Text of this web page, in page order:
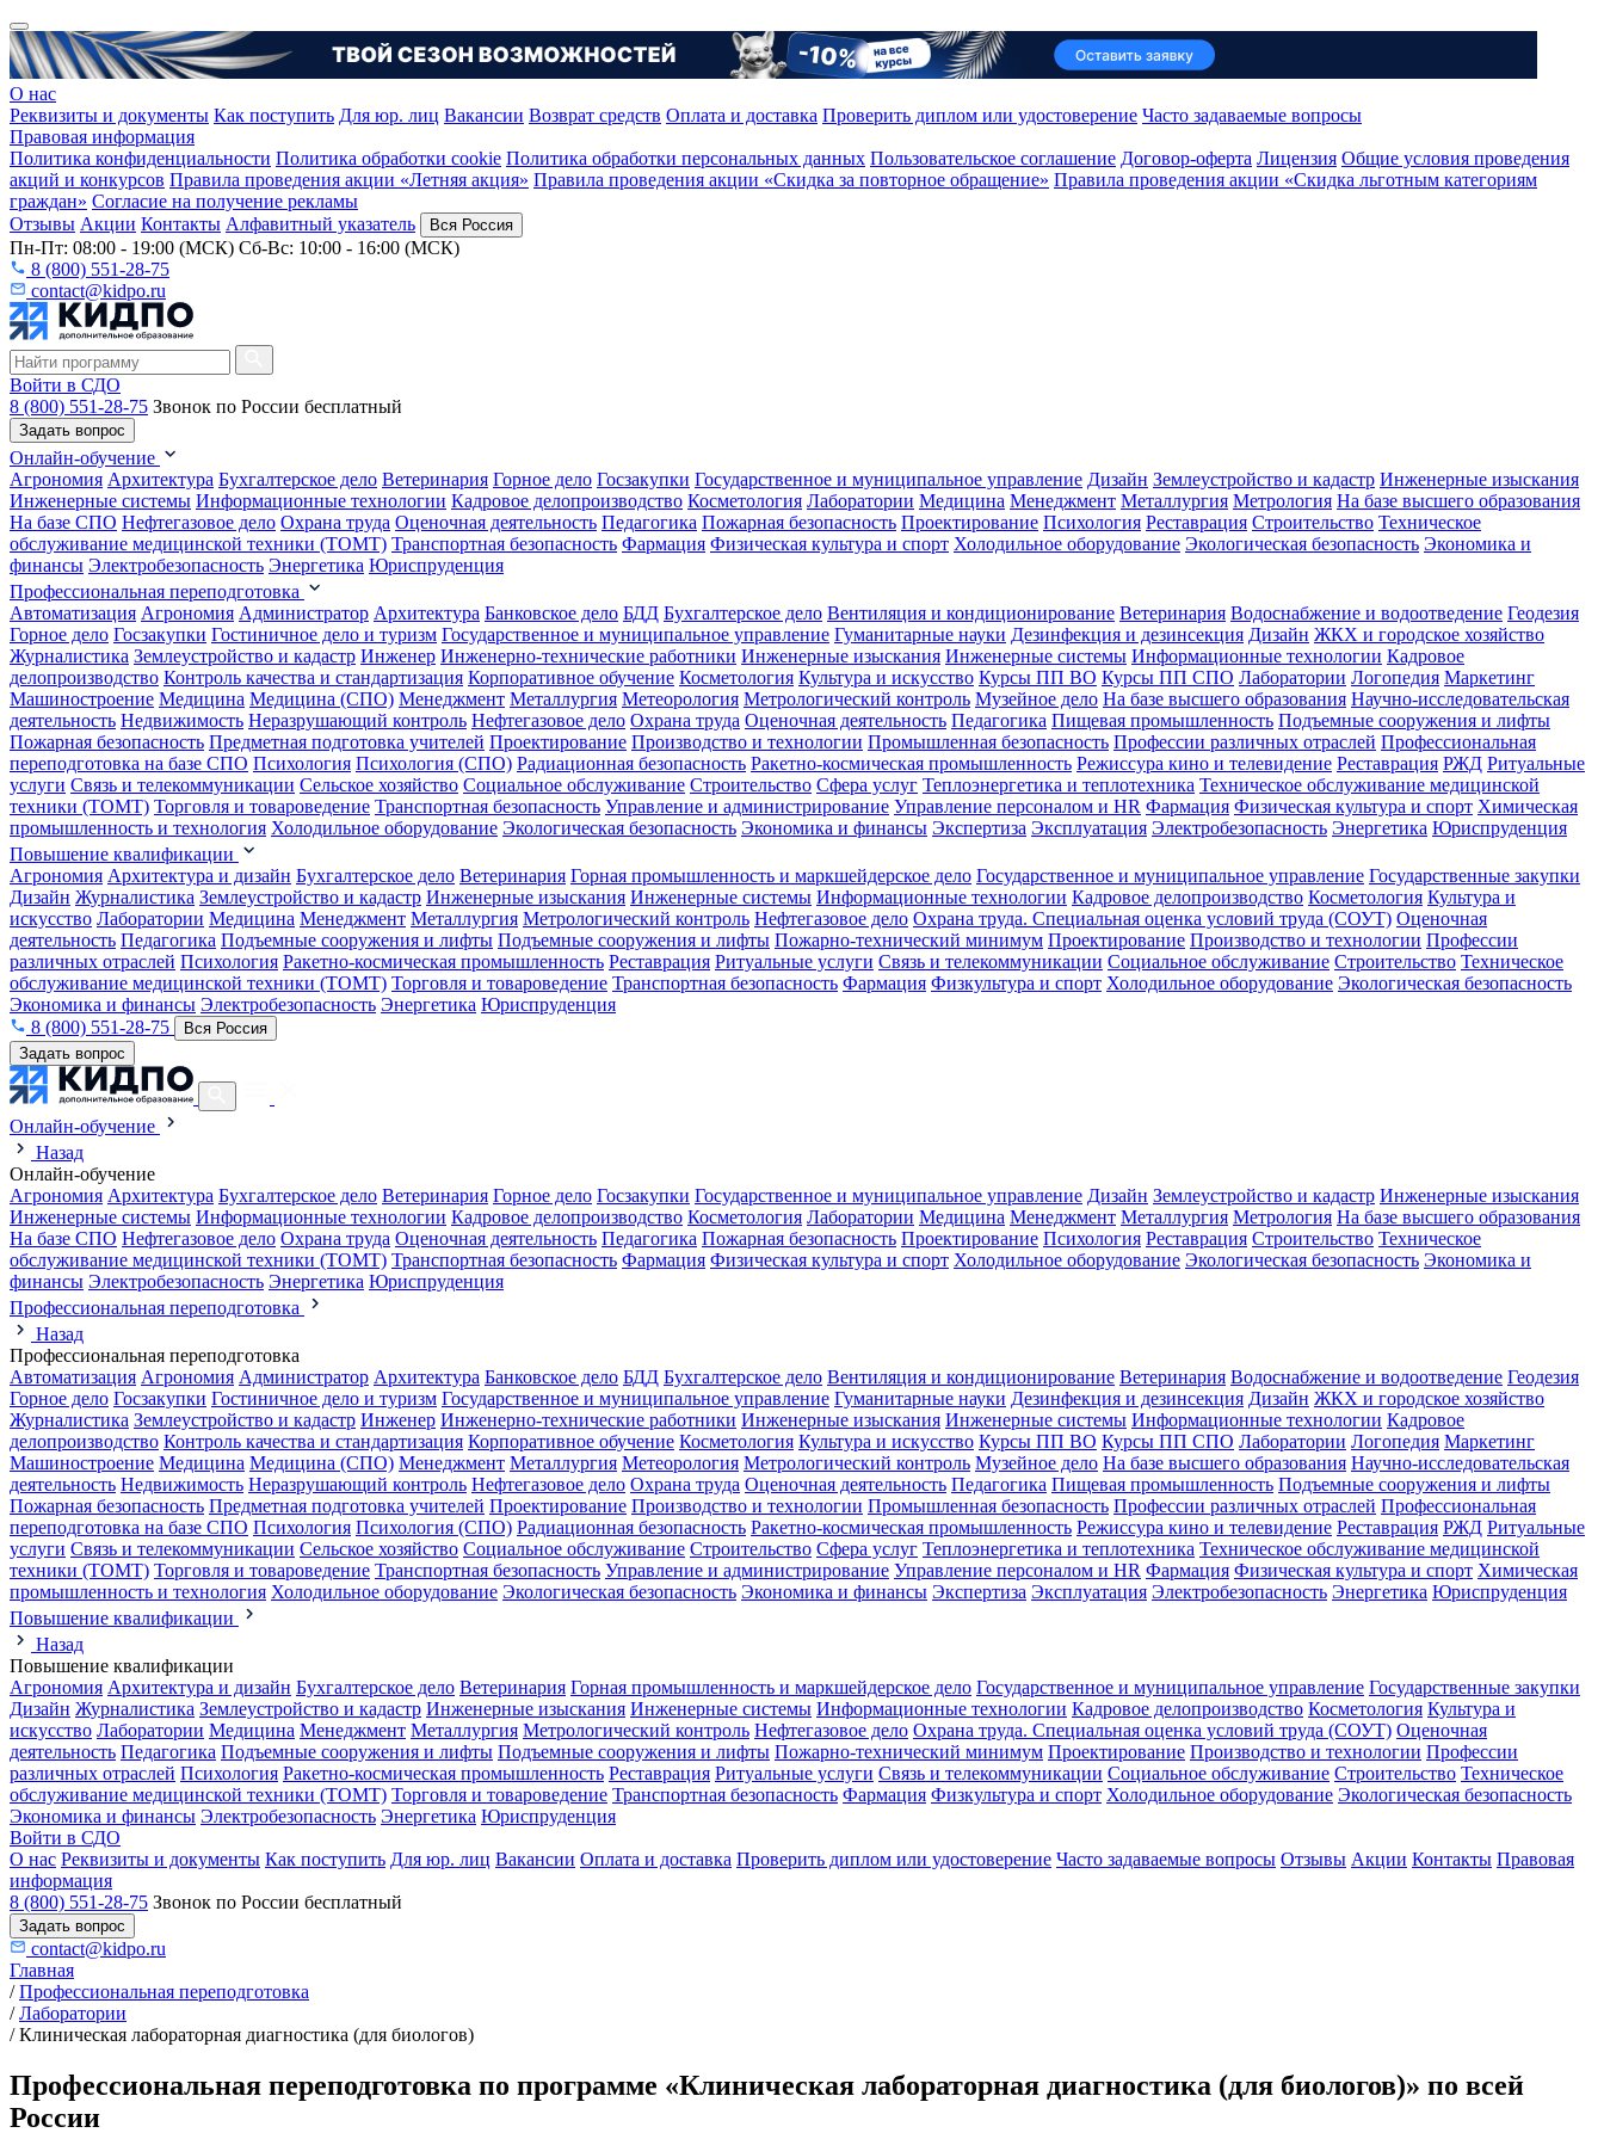
О нас
Реквизиты и документы Как поступить Для юр. лиц Вакансии Возврат средств Оплата и доставка Проверить диплом или удостоверение Часто задаваемые вопросы
Правовая информация
Политика конфиденциальности Политика обработки cookie Политика обработки персональных данных Пользовательское соглашение Договор-оферта Лицензия Общие условия проведения
акций и конкурсов Правила проведения акции «Летняя акция» Правила проведения акции «Скидка за повторное обращение» Правила проведения акции «Скидка льготным категориям
граждан» Согласие на получение рекламы
Отзывы Акции Контакты Алфавитный указатель Вся Россия
Пн-Пт: 08:00 - 19:00 (МСК) Сб-Вс: 10:00 - 16:00 (МСК)
8 (800) 551-28-75
contact@kidpo.ru
Войти в СДО
8 (800) 551-28-75 Звонок по России бесплатный
Задать вопрос
Онлайн-обучение
Агрономия Архитектура Бухгалтерское дело Ветеринария Горное дело Госзакупки Государственное и муниципальное управление Дизайн Землеустройство и кадастр Инженерные изыскания
Инженерные системы Информационные технологии Кадровое делопроизводство Косметология Лаборатории Медицина Менеджмент Металлургия Метрология На базе высшего образования
На базе СПО Нефтегазовое дело Охрана труда Оценочная деятельность Педагогика Пожарная безопасность Проектирование Психология Реставрация Строительство Техническое
обслуживание медицинской техники (ТОМТ) Транспортная безопасность Фармация Физическая культура и спорт Холодильное оборудование Экологическая безопасность Экономика и
финансы Электробезопасность Энергетика Юриспруденция
Профессиональная переподготовка
Автоматизация Агрономия Администратор Архитектура Банковское дело БДД Бухгалтерское дело Вентиляция и кондиционирование Ветеринария Водоснабжение и водоотведение Геодезия
Горное дело Госзакупки Гостиничное дело и туризм Государственное и муниципальное управление Гуманитарные науки Дезинфекция и дезинсекция Дизайн ЖКХ и городское хозяйство
Журналистика Землеустройство и кадастр Инженер Инженерно-технические работники Инженерные изыскания Инженерные системы Информационные технологии Кадровое
делопроизводство Контроль качества и стандартизация Корпоративное обучение Косметология Культура и искусство Курсы ПП ВО Курсы ПП СПО Лаборатории Логопедия Маркетинг
Машиностроение Медицина Медицина (СПО) Менеджмент Металлургия Метеорология Метрологический контроль Музейное дело На базе высшего образования Научно-исследовательская
деятельность Недвижимость Неразрушающий контроль Нефтегазовое дело Охрана труда Оценочная деятельность Педагогика Пищевая промышленность Подъемные сооружения и лифты
Пожарная безопасность Предметная подготовка учителей Проектирование Производство и технологии Промышленная безопасность Профессии различных отраслей Профессиональная
переподготовка на базе СПО Психология Психология (СПО) Радиационная безопасность Ракетно-космическая промышленность Режиссура кино и телевидение Реставрация РЖД Ритуальные
услуги Связь и телекоммуникации Сельское хозяйство Социальное обслуживание Строительство Сфера услуг Теплоэнергетика и теплотехника Техническое обслуживание медицинской
техники (ТОМТ) Торговля и товароведение Транспортная безопасность Управление и администрирование Управление персоналом и HR Фармация Физическая культура и спорт Химическая
промышленность и технология Холодильное оборудование Экологическая безопасность Экономика и финансы Экспертиза Эксплуатация Электробезопасность Энергетика Юриспруденция
Повышение квалификации
Агрономия Архитектура и дизайн Бухгалтерское дело Ветеринария Горная промышленность и маркшейдерское дело Государственное и муниципальное управление Государственные закупки
Дизайн Журналистика Землеустройство и кадастр Инженерные изыскания Инженерные системы Информационные технологии Кадровое делопроизводство Косметология Культура и
искусство Лаборатории Медицина Менеджмент Металлургия Метрологический контроль Нефтегазовое дело Охрана труда. Специальная оценка условий труда (СОУТ) Оценочная
деятельность Педагогика Подъемные сооружения и лифты Подъемные сооружения и лифты Пожарно-технический минимум Проектирование Производство и технологии Профессии
различных отраслей Психология Ракетно-космическая промышленность Реставрация Ритуальные услуги Связь и телекоммуникации Социальное обслуживание Строительство Техническое
обслуживание медицинской техники (ТОМТ) Торговля и товароведение Транспортная безопасность Фармация Физкультура и спорт Холодильное оборудование Экологическая безопасность
Экономика и финансы Электробезопасность Энергетика Юриспруденция
8 (800) 551-28-75
Вся Россия
Задать вопрос
Онлайн-обучение
Назад
Онлайн-обучение
Агрономия Архитектура Бухгалтерское дело Ветеринария Горное дело Госзакупки Государственное и муниципальное управление Дизайн Землеустройство и кадастр Инженерные изыскания
Инженерные системы Информационные технологии Кадровое делопроизводство Косметология Лаборатории Медицина Менеджмент Металлургия Метрология На базе высшего образования
На базе СПО Нефтегазовое дело Охрана труда Оценочная деятельность Педагогика Пожарная безопасность Проектирование Психология Реставрация Строительство Техническое
обслуживание медицинской техники (ТОМТ) Транспортная безопасность Фармация Физическая культура и спорт Холодильное оборудование Экологическая безопасность Экономика и
финансы Электробезопасность Энергетика Юриспруденция
Профессиональная переподготовка
Назад
Профессиональная переподготовка
Автоматизация Агрономия Администратор Архитектура Банковское дело БДД Бухгалтерское дело Вентиляция и кондиционирование Ветеринария Водоснабжение и водоотведение Геодезия
Горное дело Госзакупки Гостиничное дело и туризм Государственное и муниципальное управление Гуманитарные науки Дезинфекция и дезинсекция Дизайн ЖКХ и городское хозяйство
Журналистика Землеустройство и кадастр Инженер Инженерно-технические работники Инженерные изыскания Инженерные системы Информационные технологии Кадровое
делопроизводство Контроль качества и стандартизация Корпоративное обучение Косметология Культура и искусство Курсы ПП ВО Курсы ПП СПО Лаборатории Логопедия Маркетинг
Машиностроение Медицина Медицина (СПО) Менеджмент Металлургия Метеорология Метрологический контроль Музейное дело На базе высшего образования Научно-исследовательская
деятельность Недвижимость Неразрушающий контроль Нефтегазовое дело Охрана труда Оценочная деятельность Педагогика Пищевая промышленность Подъемные сооружения и лифты
Пожарная безопасность Предметная подготовка учителей Проектирование Производство и технологии Промышленная безопасность Профессии различных отраслей Профессиональная
переподготовка на базе СПО Психология Психология (СПО) Радиационная безопасность Ракетно-космическая промышленность Режиссура кино и телевидение Реставрация РЖД Ритуальные
услуги Связь и телекоммуникации Сельское хозяйство Социальное обслуживание Строительство Сфера услуг Теплоэнергетика и теплотехника Техническое обслуживание медицинской
техники (ТОМТ) Торговля и товароведение Транспортная безопасность Управление и администрирование Управление персоналом и HR Фармация Физическая культура и спорт Химическая
промышленность и технология Холодильное оборудование Экологическая безопасность Экономика и финансы Экспертиза Эксплуатация Электробезопасность Энергетика Юриспруденция
Повышение квалификации
Назад
Повышение квалификации
Агрономия Архитектура и дизайн Бухгалтерское дело Ветеринария Горная промышленность и маркшейдерское дело Государственное и муниципальное управление Государственные закупки
Дизайн Журналистика Землеустройство и кадастр Инженерные изыскания Инженерные системы Информационные технологии Кадровое делопроизводство Косметология Культура и
искусство Лаборатории Медицина Менеджмент Металлургия Метрологический контроль Нефтегазовое дело Охрана труда. Специальная оценка условий труда (СОУТ) Оценочная
деятельность Педагогика Подъемные сооружения и лифты Подъемные сооружения и лифты Пожарно-технический минимум Проектирование Производство и технологии Профессии
различных отраслей Психология Ракетно-космическая промышленность Реставрация Ритуальные услуги Связь и телекоммуникации Социальное обслуживание Строительство Техническое
обслуживание медицинской техники (ТОМТ) Торговля и товароведение Транспортная безопасность Фармация Физкультура и спорт Холодильное оборудование Экологическая безопасность
Экономика и финансы Электробезопасность Энергетика Юриспруденция
Войти в СДО
О нас Реквизиты и документы Как поступить Для юр. лиц Вакансии Оплата и доставка Проверить диплом или удостоверение Часто задаваемые вопросы Отзывы Акции Контакты Правовая
информация
8 (800) 551-28-75 Звонок по России бесплатный
Задать вопрос
contact@kidpo.ru
Главная
/ Профессиональная переподготовка
/ Лаборатории
/ Клиническая лабораторная диагностика (для биологов)
Профессиональная переподготовка по программе «Клиническая лабораторная диагностика (для биологов)» по всей
России